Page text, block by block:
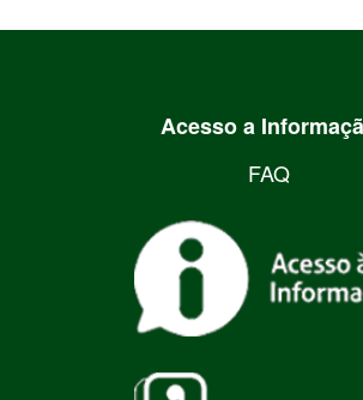
Acesso a
FAQ